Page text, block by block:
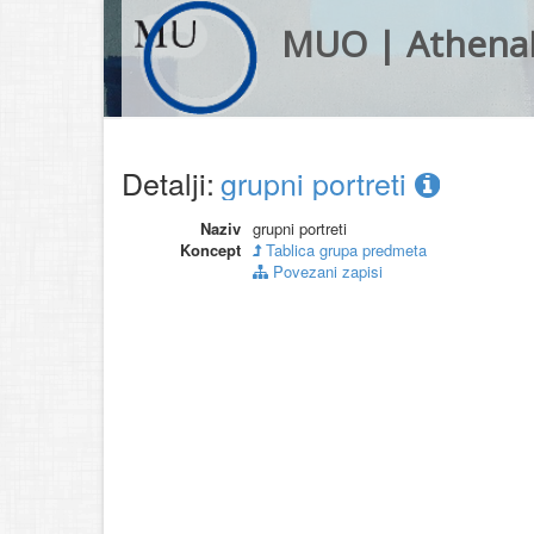
MUO |
Detalji:grupni portreti
Naziv grupni portreti
Koncept
Tablica grupa predmeta
Povezani zapisi